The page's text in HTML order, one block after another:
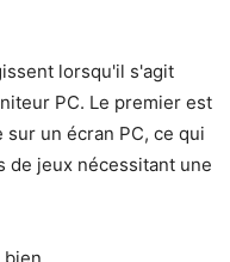
lorsqu'il s'agit
PC. Le premier est
un écran PC, ce qui
de jeux nécessitant une